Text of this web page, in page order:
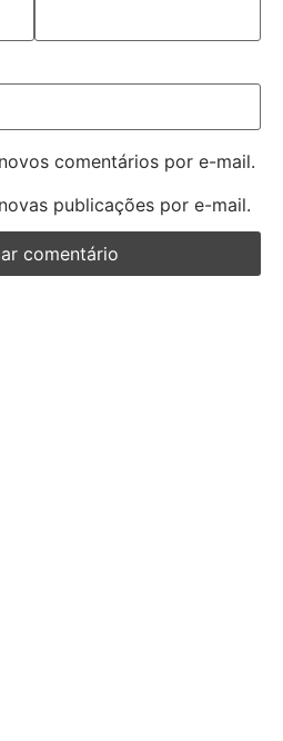
comentários por e-mail.
publicações por e-mail.